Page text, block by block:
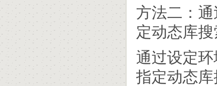
方法二：
定动态库
通过设定
指定动态